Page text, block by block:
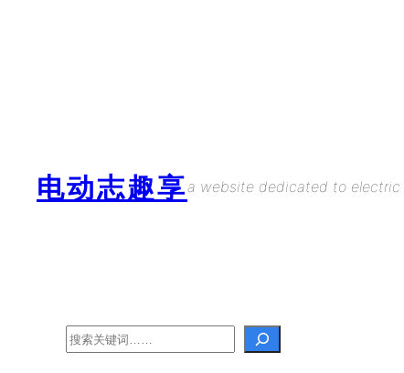
电动志趣享a website dedicated to electric
Search